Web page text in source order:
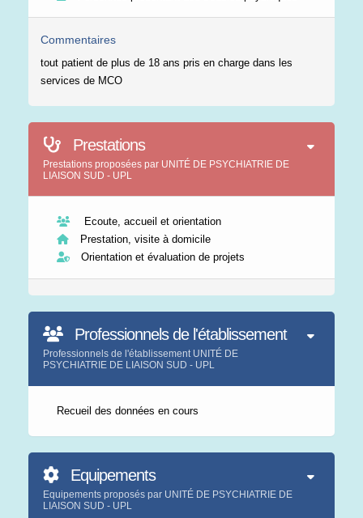
Commentaires
tout patient de plus de 18 ans pris en charge dans les
services de MCO
Prestations
Prestations proposées par UNITÉ DE PSYCHIATRIE DE
LIAISON SUD - UPL
Ecoute, accueil et orientation
Prestation, visite à domicile
Orientation et évaluation de projets
Professionnels de l'établissement
Professionnels de l'établissement UNITÉ DE
PSYCHIATRIE DE LIAISON SUD - UPL
Recueil des données en cours
Equipements
Equipements proposés par UNITÉ DE PSYCHIATRIE DE
LIAISON SUD - UPL